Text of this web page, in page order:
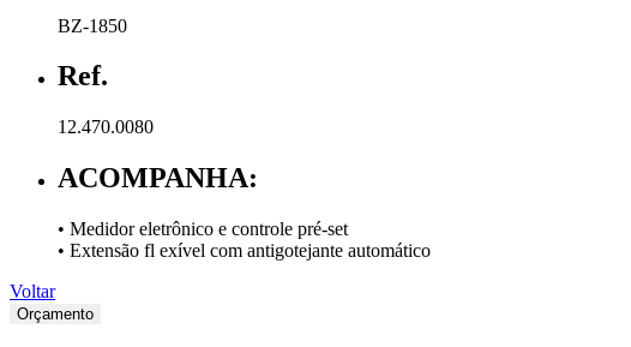
BZ-1850
Ref.
12.470.0080
ACOMPANHA:
• Medidor eletrônico e controle pré-set
• Extensão fl exível com antigotejante automático
Voltar
Orçamento